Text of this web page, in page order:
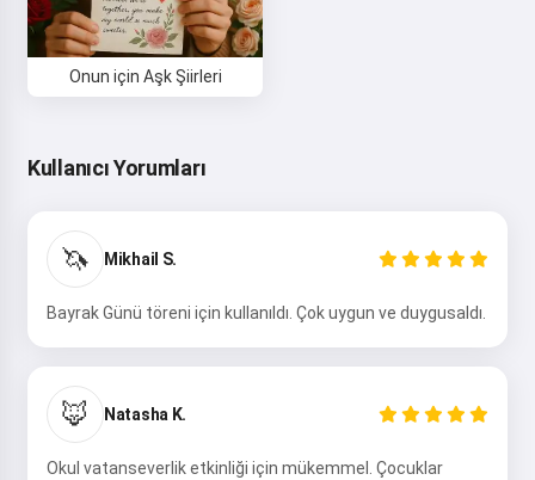
Onun için Aşk Şiirleri
Kullanıcı Yorumları
🦄 Mikhail S.
Bayrak Günü töreni için kullanıldı. Çok uygun ve duygusaldı.
🦊 Natasha K.
Okul vatanseverlik etkinliği için mükemmel. Çocuklar